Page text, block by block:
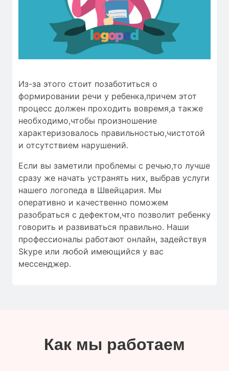
Из-за этого стоит позаботиться о
формировании речи у ребенка,причем этот
процесс должен проходить вовремя,а также
необходимо,чтобы произношение
характеризовалось правильностью,чистотой
и отсутствием нарушений.
Если вы заметили проблемы с речью,то лучше
сразу же начать устранять них, выбрав услуги
нашего логопеда в Швейцария. Мы
оперативно и качественно поможем
разобраться с дефектом,что позволит ребенку
говорить и развиваться правильно. Наши
профессионалы работают онлайн, задействуя
Skype или любой имеющийся у вас
мессенджер.
Как мы работаем